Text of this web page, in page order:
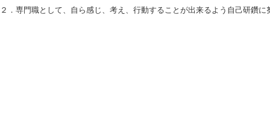
２．専門職として、自ら感じ、考え、行動することが出来るよう自己研鑽に